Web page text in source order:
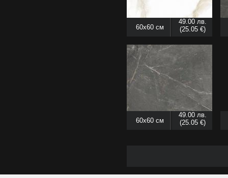
60x60 см
49.00 лв.
(25.05 €)
60x60 см
49.00 лв.
(25.05 €)